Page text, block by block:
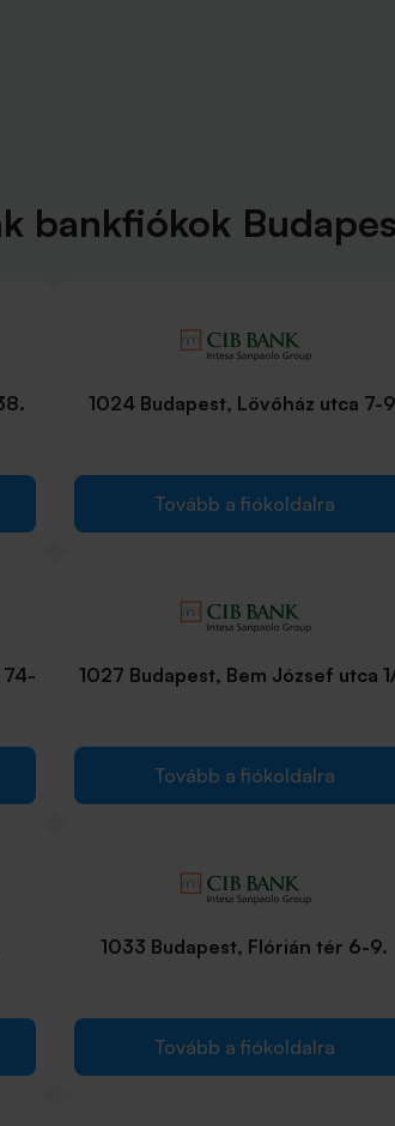
bankfiókok
1024 Budapest, Lövőház utca 7-
Tovább a fiókoldalra
74-
1027 Budapest, Bem József utca
Tovább a fiókoldalra
1033 Budapest, Flórián tér 6-9.
Tovább a fiókoldalra